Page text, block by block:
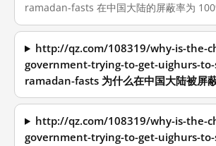
ramadan-fasts 在中国大陆的屏蔽率为
http://qz.com/108319/why-is-the-
government-trying-to-get-uighurs-
ramadan-fasts 为什么在中国大陆被屏
http://qz.com/108319/why-is-the-
government-trying-to-get-uighurs-